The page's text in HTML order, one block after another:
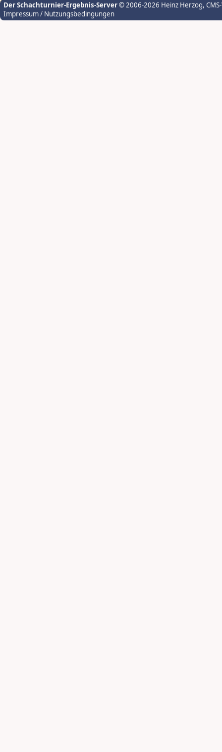
Der Schachturnier-Ergebnis-Server© 2006-2026 Heinz Herzog,
Impressum / Nutzungsbedingungen